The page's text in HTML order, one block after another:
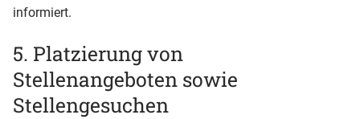
informiert.
5. Platzierung von
Stellenangeboten sowie
Stellengesuchen